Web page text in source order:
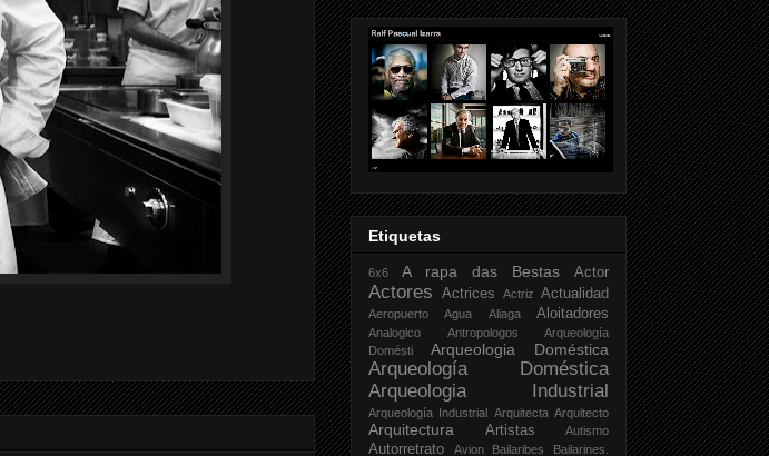
Etiquetas
6x6 A rapa das Bestas Actor
Actores Actrices Actriz Actualidad
Aeropuerto Agua Aliaga Aloitadores
Analogico Antropologos
Arqueología
Domésti
Arqueologia Doméstica
Arqueología Doméstica
Arqueologia Industrial
Arqueología Industrial Arquitecta Arquitecto
Arquitectura Artistas Autismo
Autorretrato Avion Bailaribes
Bailarines.